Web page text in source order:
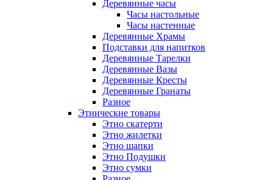
Деревянные часы
Часы настольные
Часы настенные
Деревянные Храмы
Подставки для напитков
Деревянные Тарелки
Деревянные Вазы
Деревянные Кресты
Деревянные Гранаты
Разное
Этнические товары
Этно скатерти
Этно жилетки
Этно шапки
Этно Подушки
Этно сумки